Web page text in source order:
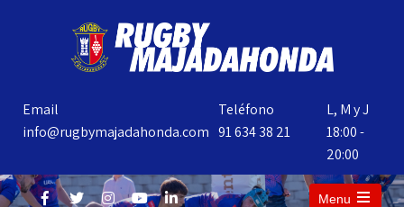
Email
info@rugbymajadahonda.com
Teléfono
91 634 38 21
L, M y J
18:00 -
20:00
Menu